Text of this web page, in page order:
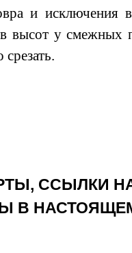
и исключения
высот у
ССЫЛКИ
В